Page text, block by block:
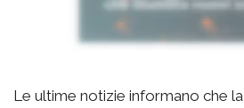
Le ultime notizie informano che la